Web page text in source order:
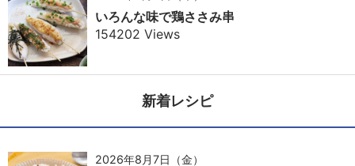
いろんな味で鶏ささみ串
154202 Views
新着レシピ
2026年8月7日（金）